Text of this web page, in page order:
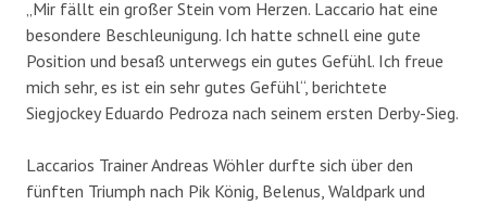
„Mir fällt ein großer Stein vom Herzen. Laccario hat eine
besondere Beschleunigung. Ich hatte schnell eine gute
Position und besaß unterwegs ein gutes Gefühl. Ich freue
mich sehr, es ist ein sehr gutes Gefühl“, berichtete
Siegjockey Eduardo Pedroza nach seinem ersten Derby-Sieg.
Laccarios Trainer Andreas Wöhler durfte sich über den
fünften Triumph nach Pik König, Belenus, Waldpark und